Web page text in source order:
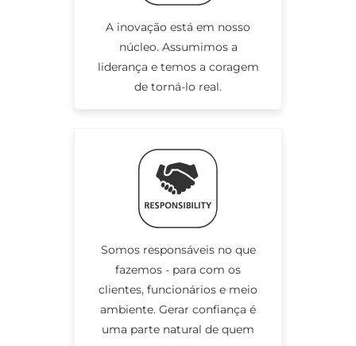
A inovação está em nosso
núcleo. Assumimos a
liderança e temos a coragem
de torná-lo real.
Somos responsáveis no que
fazemos - para com os
clientes, funcionários e meio
ambiente. Gerar confiança é
uma parte natural de quem